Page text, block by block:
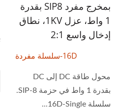
بمخرج مفرد SIP8 بقدرة
1 واط، عزل 1KV، نطاق
إدخال واسع 2:1
16D-سلسلة مفردة
محول طاقة DC إلى DC
بقدرة 1 واط في حزمة SIP-8.
سلسلة 16D-Single...